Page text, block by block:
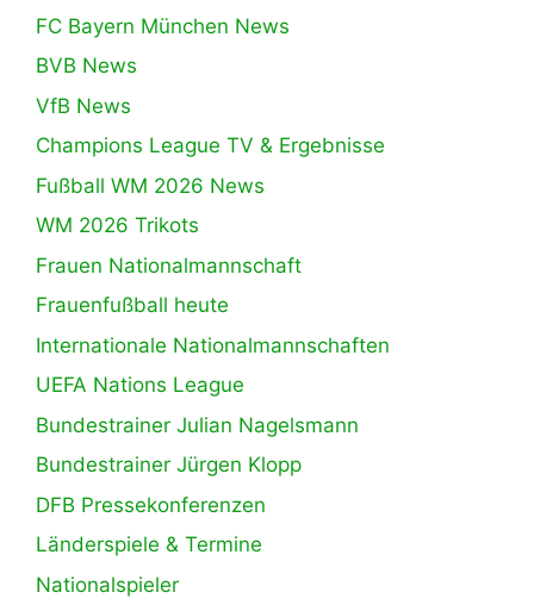
FC Bayern München News
BVB News
VfB News
Champions League TV & Ergebnisse
Fußball WM 2026 News
WM 2026 Trikots
Frauen Nationalmannschaft
Frauenfußball heute
Internationale Nationalmannschaften
UEFA Nations League
Bundestrainer Julian Nagelsmann
Bundestrainer Jürgen Klopp
DFB Pressekonferenzen
Länderspiele & Termine
Nationalspieler